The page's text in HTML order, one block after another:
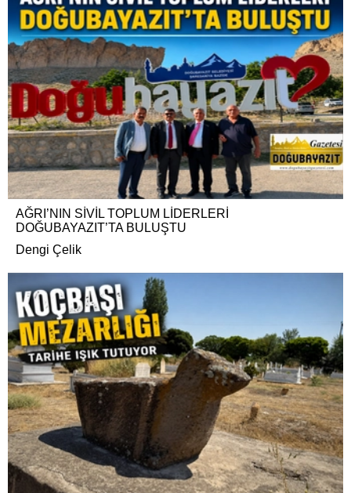
AĞRI’NIN SİVİL TOPLUM LİDERLERİ
DOĞUBAYAZIT’TA BULUŞTU
Dengi Çelik